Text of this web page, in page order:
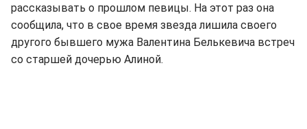
рассказывать о прошлом певицы. На этот раз она
сообщила, что в свое время звезда лишила своего
другого бывшего мужа Валентина Белькевича встреч
со старшей дочерью Алиной.